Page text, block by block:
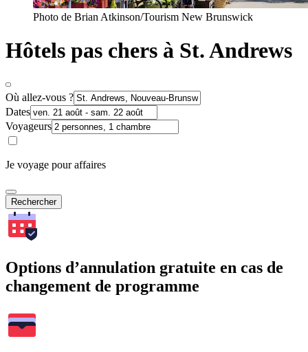
Photo de Brian Atkinson/Tourism New Brunswick
Hôtels pas chers à St. Andrews
Où allez-vous ?
Dates
Voyageurs
Je voyage pour affaires
Rechercher
Options d’annulation gratuite en cas de
changement de programme